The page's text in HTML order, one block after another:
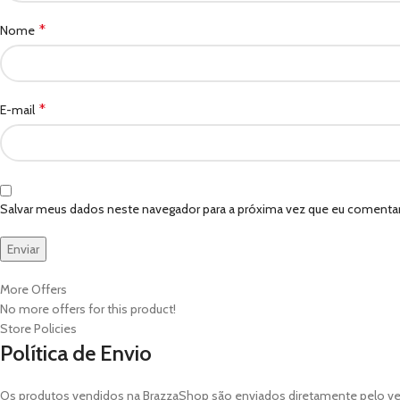
Nome *
E-mail *
Salvar meus dados neste navegador para a próxima vez que eu
More Offers
No more offers for this product!
Store Policies
Política de Envio
Os produtos vendidos na BrazzaShop são enviados diretamente pelo